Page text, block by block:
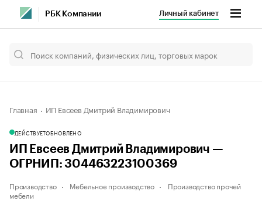
РБК Компании Личный кабинет
Главная ИП Евсеев Дмитрий Владимирович
ДЕЙСТВУЕТОБНОВЛЕНО
ИП Евсеев Дмитрий Владимирович —
ОГРНИП: 304463223100369
Производство Мебельное производство
Производство прочей
мебели